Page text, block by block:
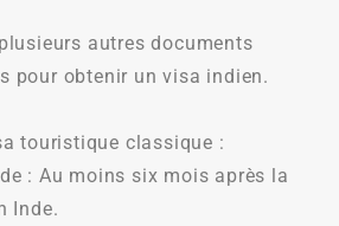
autres documents
pour obtenir un visa indien.
touristique classique :
: Au moins six mois après la
Inde.